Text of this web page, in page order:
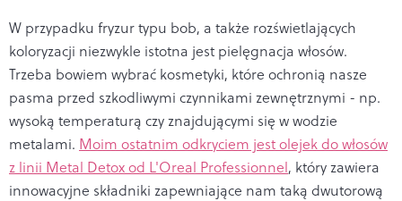
W przypadku fryzur typu bob, a także rozświetlających
koloryzacji niezwykle istotna jest pielęgnacja włosów.
Trzeba bowiem wybrać kosmetyki, które ochronią nasze
pasma przed szkodliwymi czynnikami zewnętrznymi - np.
wysoką temperaturą czy znajdującymi się w wodzie
metalami. Moim ostatnim odkryciem jest olejek do włosów
z linii Metal Detox od L'Oreal Professionnel, który zawiera
innowacyjne składniki zapewniające nam taką dwutorową